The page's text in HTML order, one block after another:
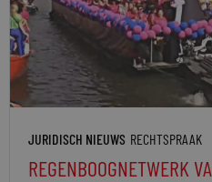
JURIDISCH NIEUWS RECHTSPRAAK
REGENBOOGNETWERK